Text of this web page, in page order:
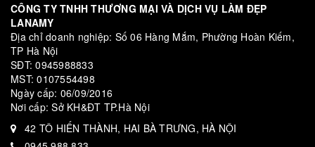
CÔNG TY TNHH THƯƠNG MẠI VÀ DỊCH VỤ LÀM ĐẸP
LANAMY
Địa chỉ doanh nghiệp: Số 06 Hàng Mắm, Phường Hoàn Kiếm,
TP Hà Nội
SĐT: 0945988833
MST: 0107554498
Ngày cấp: 06/09/2016
Nơi cấp: Sở KH&ĐT TP.Hà Nội
42 TÔ HIẾN THÀNH, HAI BÀ TRƯNG, HÀ NỘI